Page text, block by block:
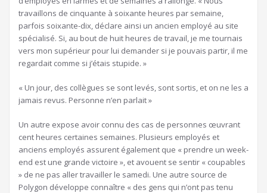
travaillons de cinquante à soixante heures par semaine,
parfois soixante-dix, déclare ainsi un ancien employé au site
spécialisé. Si, au bout de huit heures de travail, je me tournais
vers mon supérieur pour lui demander si je pouvais partir, il me
regardait comme si j’étais stupide. »
« Un jour, des collègues se sont levés, sont sortis, et on ne les a
jamais revus. Personne n’en parlait »
Un autre expose avoir connu des cas de personnes œuvrant
cent heures certaines semaines. Plusieurs employés et
anciens employés assurent également que « prendre un week-
end est une grande victoire », et avouent se sentir « coupables
» de ne pas aller travailler le samedi. Une autre source de
Polygon développe connaître « des gens qui n’ont pas tenu